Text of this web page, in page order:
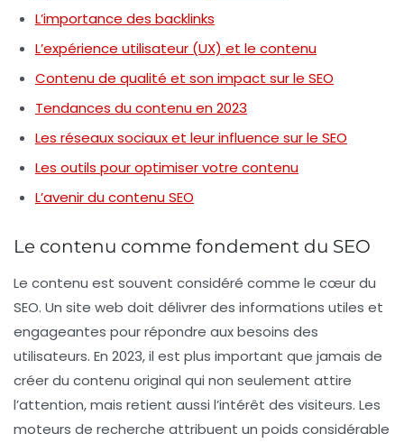
L’importance des backlinks
L’expérience utilisateur (UX) et le contenu
Contenu de qualité et son impact sur le SEO
Tendances du contenu en 2023
Les réseaux sociaux et leur influence sur le SEO
Les outils pour optimiser votre contenu
L’avenir du contenu SEO
Le contenu comme fondement du SEO
Le contenu est souvent considéré comme le cœur du
SEO. Un site web doit délivrer des informations utiles et
engageantes pour répondre aux besoins des
utilisateurs. En 2023, il est plus important que jamais de
créer du contenu original qui non seulement attire
l’attention, mais retient aussi l’intérêt des visiteurs. Les
moteurs de recherche attribuent un poids considérable